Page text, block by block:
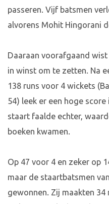
passeren. Vijf batsmen
alvorens Mohit Hingorani
Daaraan voorafgaand
in winst om te zetten. Na
138 runs voor 4 wickets
54) leek er een hoge
staart faalde echter,
boeken kwamen.
Op 47 voor 4 en zeker op
maar de staartbatsmen
gewonnen. Zij maakten